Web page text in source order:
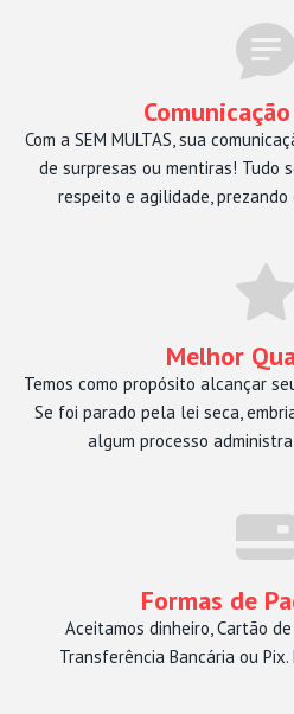
Com a SEM MULTAS, sua
de surpresas ou mentiras! Tudo
respeito e agilidade, prezando
Melhor
Temos como propósito alcançar
Se foi parado pela lei seca,
algum processo
Formas de
Aceitamos dinheiro, Cartão
Transferência Bancária ou